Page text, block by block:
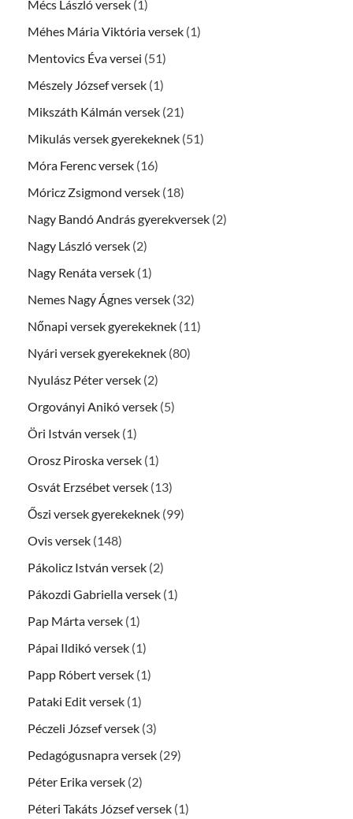
Mécs László versek (1)
Méhes Mária Viktória versek (1)
Mentovics Éva versei (51)
Mészely József versek (1)
Mikszáth Kálmán versek (21)
Mikulás versek gyerekeknek (51)
Móra Ferenc versek (16)
Móricz Zsigmond versek (18)
Nagy Bandó András gyerekversek (2)
Nagy László versek (2)
Nagy Renáta versek (1)
Nemes Nagy Ágnes versek (32)
Nőnapi versek gyerekeknek (11)
Nyári versek gyerekeknek (80)
Nyulász Péter versek (2)
Orgoványi Anikó versek (5)
Öri István versek (1)
Orosz Piroska versek (1)
Osvát Erzsébet versek (13)
Őszi versek gyerekeknek (99)
Ovis versek (148)
Pákolicz István versek (2)
Pákozdi Gabriella versek (1)
Pap Márta versek (1)
Pápai Ildikó versek (1)
Papp Róbert versek (1)
Pataki Edit versek (1)
Péczeli József versek (3)
Pedagógusnapra versek (29)
Péter Erika versek (2)
Péteri Takáts József versek (1)